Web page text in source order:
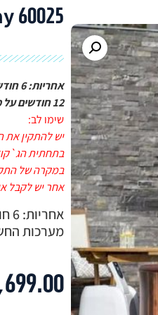
60025 Bestway
אחריות: 6 חודשים על גוף הגקוזי
12 חודשים על מערכות החשמל
שימו לב:
יש להתקין את
בתחתית
במקרה של
אחר יש לקבל
מערכות